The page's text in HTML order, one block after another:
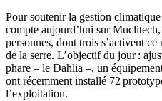
Pour soutenir la gestion
compte aujourd’hui sur
personnes, dont trois s’activent
de la serre. L’objectif du jour :
phare – le Dahlia –, un
ont récemment installé 72
l’exploitation.